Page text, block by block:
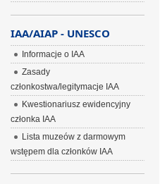
IAA/AIAP - UNESCO
Informacje o IAA
Zasady
członkostwa/legitymacje IAA
Kwestionariusz ewidencyjny
członka IAA
Lista muzeów z darmowym
wstępem dla członków IAA